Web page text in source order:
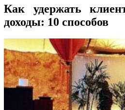
Как удержать
доходы: 10 способов